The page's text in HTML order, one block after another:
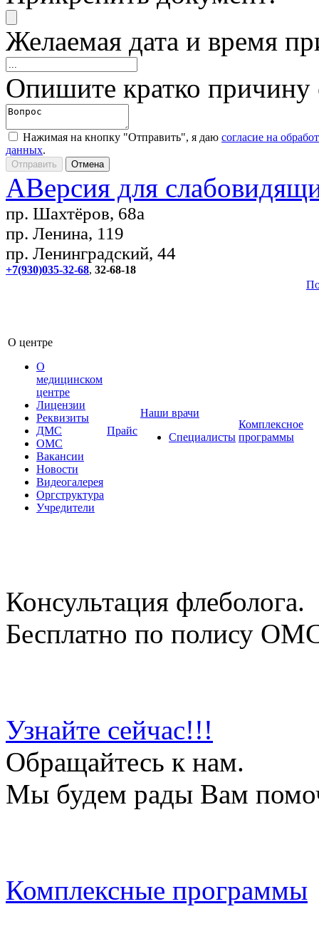
Желаемая дата и время
Опишите кратко
Нажимая на кнопку "Отправить", я даю согласие на
данных.
AВерсия для
пр. Шахтёров, 68а
пр. Ленина, 119
пр. Ленинградский, 44
+7(930)035-32-68, 32-68-18
О центре
О
медицинском
центре
Лицензии
Реквизиты
ДМС
ОМС
Вакансии
Новости
Видеогалерея
Оргструктура
Учредители
Прайс
Наши врачи
Специалисты
Комплексное
программы
Консультация флеболога.
Бесплатно по полису
Узнайте сейчас!!!
Обращайтесь к нам.
Мы будем рады Вам
Комплексные программы